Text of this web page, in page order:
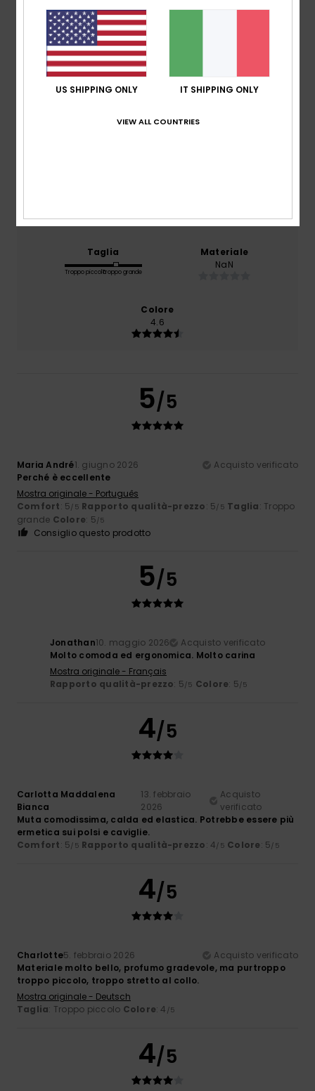
4.4
basato su5 recensioni verificate
dal novembre
Taglia
Troppo piccoloTroppo grande
Materiale
NaN
Colore
4.6
5/5
Maria André1. giugno 2026
Acquisto verificato
Perché è eccellente
Mostra originale - Português
Comfort: 5 /5 Rapporto qualità-prezzo: 5 /5 Taglia: Troppo
grande Colore: 5 /5
Consiglio questo prodotto
5/5
Jonathan10. maggio 2026
Acquisto verificato
Molto comoda ed ergonomica. Molto carina
Mostra originale - Français
Rapporto qualità-prezzo: 5 /5 Colore: 5 /5
4/5
Carlotta Maddalena
Bianca
13. febbraio
2026
Acquisto
verificato
Muta comodissima, calda ed elastica. Potrebbe essere più
ermetica sui polsi e caviglie.
Comfort: 5 /5 Rapporto qualità-prezzo: 4 /5 Colore: 5 /5
4/5
Charlotte5. febbraio 2026
Acquisto verificato
Materiale molto bello, profumo gradevole, ma purtroppo
troppo piccolo, troppo stretto al collo.
Mostra originale - Deutsch
Taglia: Troppo piccolo Colore: 4 /5
4/5
US SHIPPING ONLY IT SHIPPING ONLY
VIEW ALL COUNTRIES